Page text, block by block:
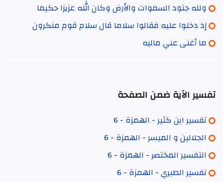
ولله جنود السموات والأرض وكان الله عزيزا حكيما
إذ دخلوا عليه فقالوا سلاما قال سلام قوم منكرون
ما أغنى عني ماليه
تفسير الآية ضمن الصفحة
تفسير ابن كثير - الهمزة - 6
الجلالين و الميسر - الهمزة - 6
التفسير المختصر - الهمزة - 6
تفسير الطبري - الهمزة - 6